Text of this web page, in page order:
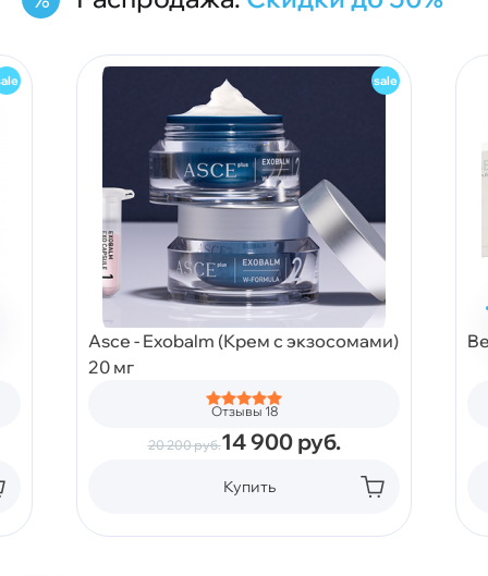
Asce - Exobalm (Крем с экзосомами)
20 мг
Отзывы 18
20 200руб.14 900 руб.
Купить